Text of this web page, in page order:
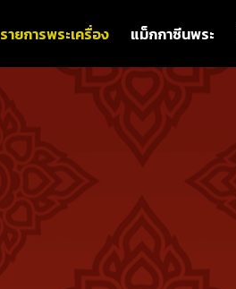
รายการพระเครื่อง แม็กกาซีนพระ